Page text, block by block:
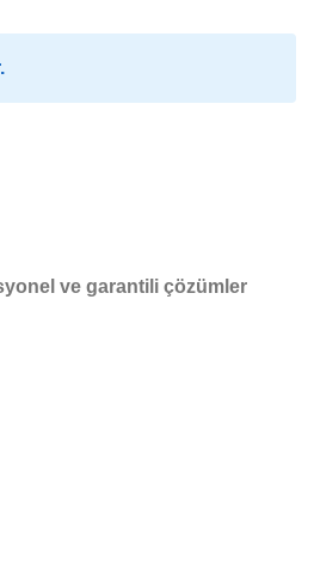
ve garantili çözümler